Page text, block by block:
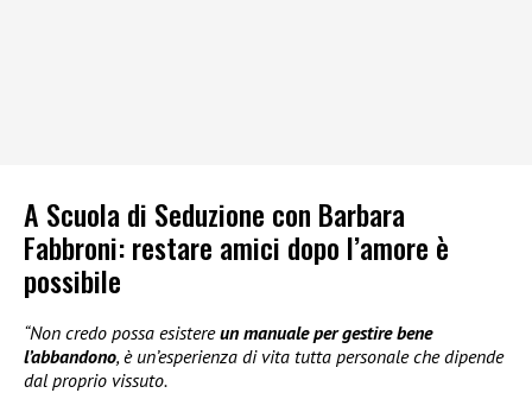
A Scuola di Seduzione con Barbara
Fabbroni: restare amici dopo l’amore è
possibile
“Non credo possa esistereun manuale per gestire bene
l’abbandono, è un’esperienza di vita tutta personale che dipende
dal proprio vissuto.